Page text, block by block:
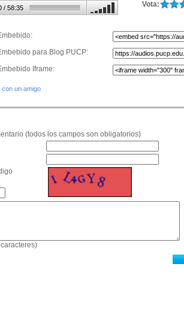
Vota:
/ 58:35
para Blog PUCP:
Iframe:
con un amigo
(todos los campos son obligatorios)